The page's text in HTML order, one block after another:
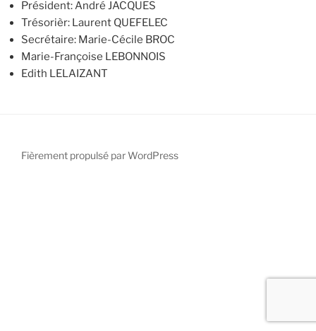
Président: André JACQUES
Trésorièr: Laurent QUEFELEC
Secrétaire: Marie-Cécile BROC
Marie-Françoise LEBONNOIS
Edith LELAIZANT
Fièrement propulsé par WordPress